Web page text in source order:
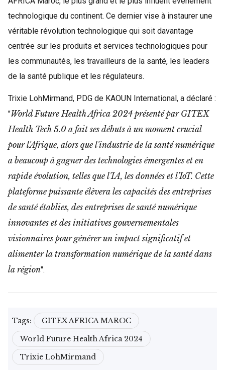
technologique du continent. Ce dernier vise à instaurer une
véritable révolution technologique qui soit davantage
centrée sur les produits et services technologiques pour
les communautés, les travailleurs de la santé, les leaders
de la santé publique et les régulateurs.
Trixie LohMirmand, PDG de KAOUN International, a déclaré :
"World Future Health Africa 2024 présenté par GITEX
Health Tech 5.0 a fait ses débuts à un moment crucial
pour l'Afrique, alors que l'industrie de la santé numérique
a beaucoup à gagner des technologies émergentes et en
rapide évolution, telles que l'IA, les données et l'IoT. Cette
plateforme puissante élèvera les capacités des entreprises
de santé établies, des entreprises de santé numérique
innovantes et des initiatives gouvernementales
visionnaires pour générer un impact significatif et
alimenter la transformation numérique de la santé dans
la région".
Tags:
GITEX AFRICA MAROC
World Future Health Africa 2024
Trixie LohMirmand